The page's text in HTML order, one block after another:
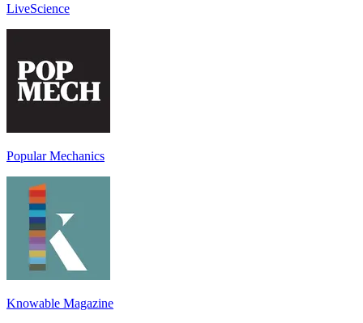
LiveScience
Popular Mechanics
Knowable Magazine